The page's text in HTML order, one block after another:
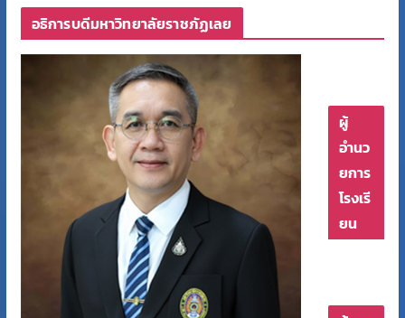
อธิการบดีมหาวิทยาลัยราชภัฏเลย
ผู้
อำนว
ยการ
โรงเรี
ยน